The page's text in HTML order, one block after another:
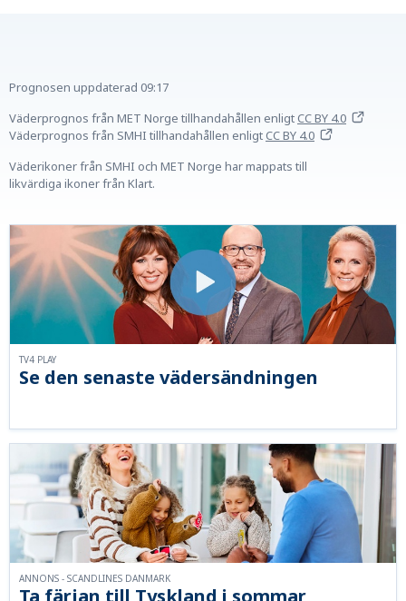
Prognosen uppdaterad 09:17
Väderprognos från MET Norge tillhandahållen enligtCC BY 4.0
Väderprognos från SMHI tillhandahållen enligtCC BY 4.0
Väderikoner från SMHI och MET Norge har mappats till
likvärdiga ikoner från Klart.
Se den senaste vädersändningen
TV4 PLAY
ANNONS - SCANDLINES DANMARK